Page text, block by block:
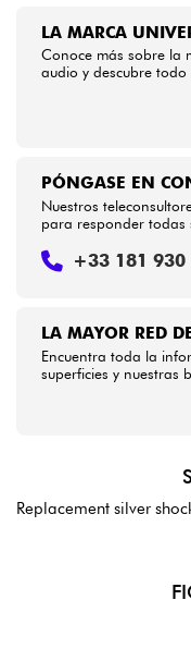
Bundle
LA MARCA
Conoce más sobre la
audio y descubre
LA MAYOR RED
Encuentra toda la
superficies y nuestras
PÓNGASE EN
Nuestros
para responder todas
+33 181 930
Replacement silver